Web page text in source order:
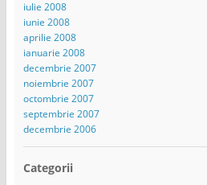
iulie 2008
iunie 2008
aprilie 2008
ianuarie 2008
decembrie 2007
noiembrie 2007
octombrie 2007
septembrie 2007
decembrie 2006
Categorii